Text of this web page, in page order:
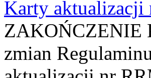
Karty
ZAKOŃCZENIE
zmian